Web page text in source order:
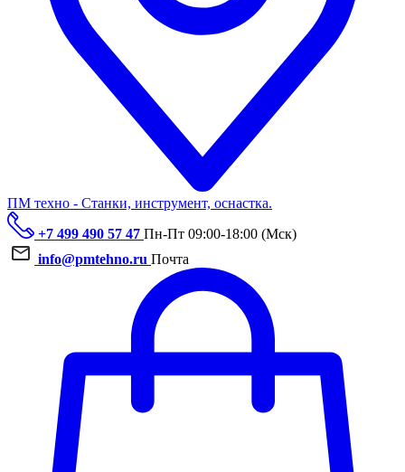
ПМ техно - Станки, инструмент, оснастка.
+7 499 490 57 47 Пн-Пт 09:00-18:00 (Мск)
info@pmtehno.ru Почта